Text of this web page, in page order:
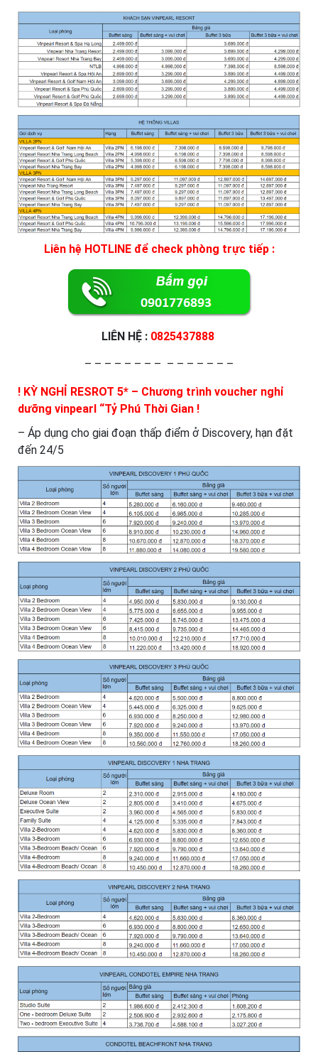
Liên hệ HOTLINE để check phòng trực tiếp :
LIÊN HỆ : 0825437888
– – – – – – – – – – – – – – –
! KỲ NGHỈ RESROT 5* – Chương trình voucher nghỉ
dưỡng vinpearl “Tỷ Phú Thời Gian !
– Áp dụng cho giai đoạn thấp điểm ở Discovery, hạn đặt
đến 24/5